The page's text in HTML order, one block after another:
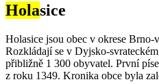
Holasice
Holasice jsou obec v okrese
Rozkládají se v Dyjsko-
přibližně 1 300 obyvatel. První
z roku 1349. Kronika obce byla